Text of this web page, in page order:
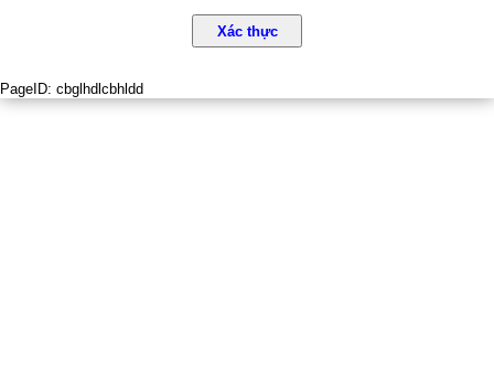
Xác thực
PageID: cbglhdlcbhldd